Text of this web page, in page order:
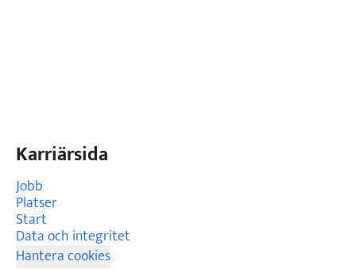
Karriärsida
Jobb
Platser
Start
Data och integritet
Hantera cookies